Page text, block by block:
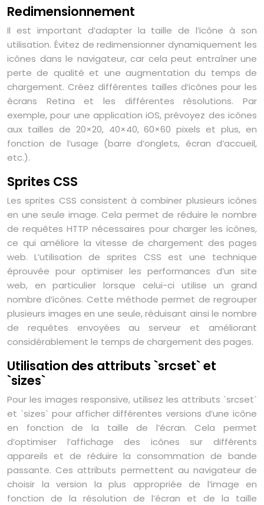
Redimensionnement
Il est important d’adapter la taille de l’icône à son
utilisation. Évitez de redimensionner dynamiquement les
icônes dans le navigateur, car cela peut entraîner une
perte de qualité et une augmentation du temps de
chargement. Créez différentes tailles d’icônes pour les
écrans Retina et les différentes résolutions. Par
exemple, pour une application iOS, prévoyez des icônes
aux tailles de 20×20, 40×40, 60×60 pixels et plus, en
fonction de l’usage (barre d’onglets, écran d’accueil,
etc.).
Sprites CSS
Les sprites CSS consistent à combiner plusieurs icônes
en une seule image. Cela permet de réduire le nombre
de requêtes HTTP nécessaires pour charger les icônes,
ce qui améliore la vitesse de chargement des pages
web. L’utilisation de sprites CSS est une technique
éprouvée pour optimiser les performances d’un site
web, en particulier lorsque celui-ci utilise un grand
nombre d’icônes. Cette méthode permet de regrouper
plusieurs images en une seule, réduisant ainsi le nombre
de requêtes envoyées au serveur et améliorant
considérablement le temps de chargement des pages.
Utilisation des attributs `srcset` et
`sizes`
Pour les images responsive, utilisez les attributs `srcset`
et `sizes` pour afficher différentes versions d’une icône
en fonction de la taille de l’écran. Cela permet
d’optimiser l’affichage des icônes sur différents
appareils et de réduire la consommation de bande
passante. Ces attributs permettent au navigateur de
choisir la version la plus appropriée de l’image en
fonction de la résolution de l’écran et de la taille